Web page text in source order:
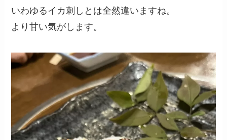
いわゆるイカ刺しとは全然違いますね。
より甘い気がします。